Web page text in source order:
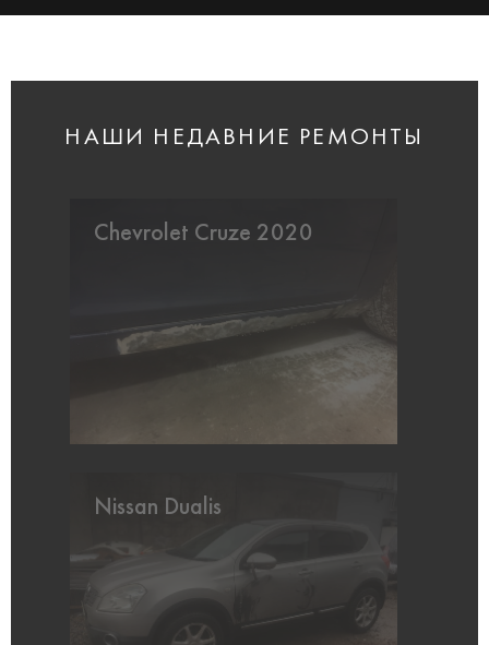
НАШИ НЕДАВНИЕ РЕМОНТЫ
Chevrolet Cruze 2020
Nissan Dualis